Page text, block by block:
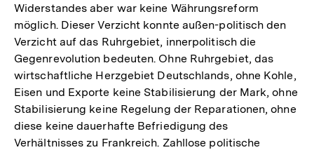
Widerstandes aber war keine Währungsreform
möglich. Dieser Verzicht konnte außen-politisch den
Verzicht auf das Ruhrgebiet, innerpolitisch die
Gegenrevolution bedeuten. Ohne Ruhrgebiet, das
wirtschaftliche Herzgebiet Deutschlands, ohne Kohle,
Eisen und Exporte keine Stabilisierung der Mark, ohne
Stabilisierung keine Regelung der Reparationen, ohne
diese keine dauerhafte Befriedigung des
Verhältnisses zu Frankreich. Zahllose politische